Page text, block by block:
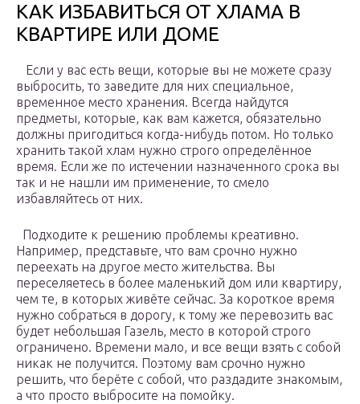
КАК ИЗБАВИТЬСЯ ОТ ХЛАМА В
КВАРТИРЕ ИЛИ ДОМЕ
Если у вас есть вещи, которые вы не можете сразу
выбросить, то заведите для них специальное,
временное место хранения. Всегда найдутся
предметы, которые, как вам кажется, обязательно
должны пригодиться когда-нибудь потом. Но только
хранить такой хлам нужно строго определённое
время. Если же по истечении назначенного срока вы
так и не нашли им применение, то смело
избавляйтесь от них.
Подходите к решению проблемы креативно.
Например, представьте, что вам срочно нужно
переехать на другое место жительства. Вы
переселяетесь в более маленький дом или квартиру,
чем те, в которых живёте сейчас. За короткое время
нужно собраться в дорогу, к тому же перевозить вас
будет небольшая Газель, место в которой строго
ограничено. Времени мало, и все вещи взять с собой
никак не получится. Поэтому вам срочно нужно
решить, что берёте с собой, что раздадите знакомым,
а что просто выбросите на помойку.